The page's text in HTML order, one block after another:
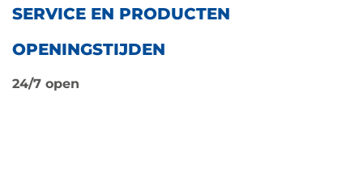
SERVICE EN PRODUCTEN
OPENINGSTIJDEN
24/7 open